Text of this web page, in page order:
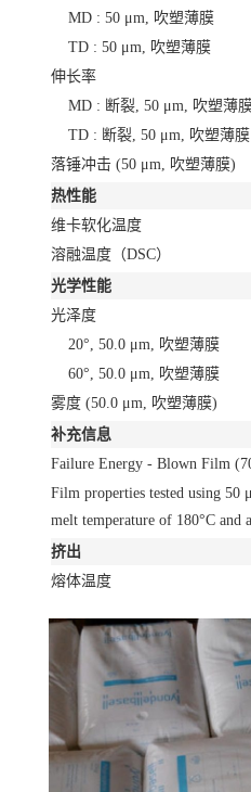
MD : 50 μm, 吹塑薄膜
TD : 50 μm, 吹塑薄膜
伸长率
MD : 断裂, 50 μm, 吹塑薄
TD : 断裂, 50 μm, 吹塑薄膜
落锤冲击 (50 μm, 吹塑薄膜)
热性能
维卡软化温度
溶融温度（DSC）
光学性能
光泽度
20°, 50.0 μm, 吹塑薄膜
60°, 50.0 μm, 吹塑薄膜
雾度 (50.0 μm, 吹塑薄膜)
补充信息
Failure Energy - Blown Film
Film properties tested using 50
melt temperature of 180°C and
挤出
熔体温度